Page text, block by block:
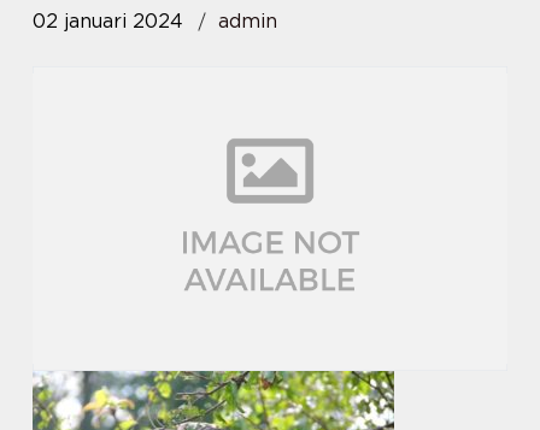
02 januari 2024 admin